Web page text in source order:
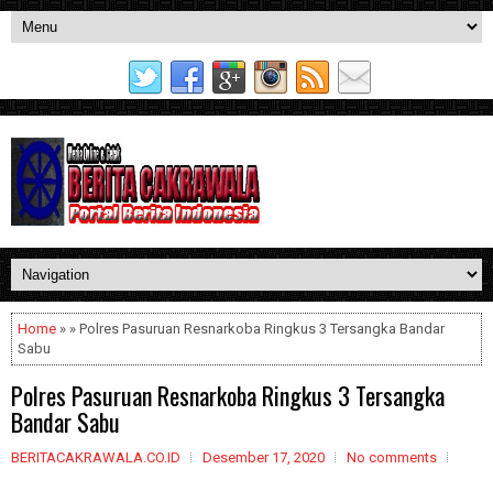
Home » » Polres Pasuruan Resnarkoba Ringkus 3 Tersangka Bandar
Sabu
Polres Pasuruan Resnarkoba Ringkus 3 Tersangka
Bandar Sabu
BERITACAKRAWALA.CO.ID Desember 17, 2020 No comments